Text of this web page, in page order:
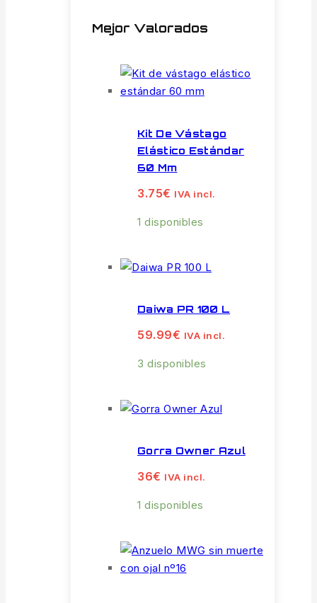
Mejor Valorados
Kit De Vástago
Elástico Estándar
60 Mm
3.75€ IVA incl.
1 disponibles
Daiwa PR 100 L
59.99€ IVA incl.
3 disponibles
Gorra Owner Azul
36€ IVA incl.
1 disponibles